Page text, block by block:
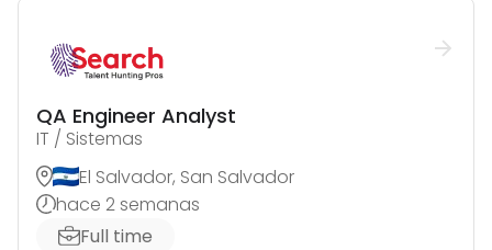
QA Engineer Analyst
IT / Sistemas
El Salvador, San Salvador
hace 2 semanas
Full time